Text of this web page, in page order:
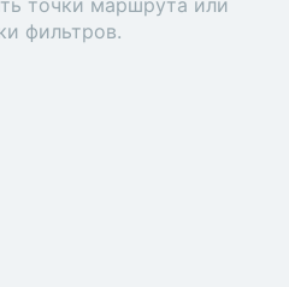
точки маршрута или
фильтров.